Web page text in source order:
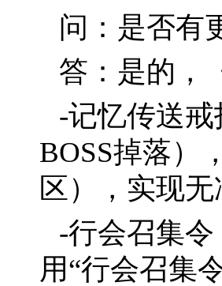
问：是否有
答：是的，
-记忆传送
BOSS掉落）
区），实现
-行会召集
用“行会召集